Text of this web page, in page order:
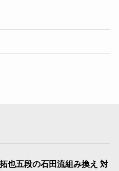
也五段の石田流組み換え 対